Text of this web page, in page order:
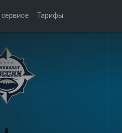
Тарифы